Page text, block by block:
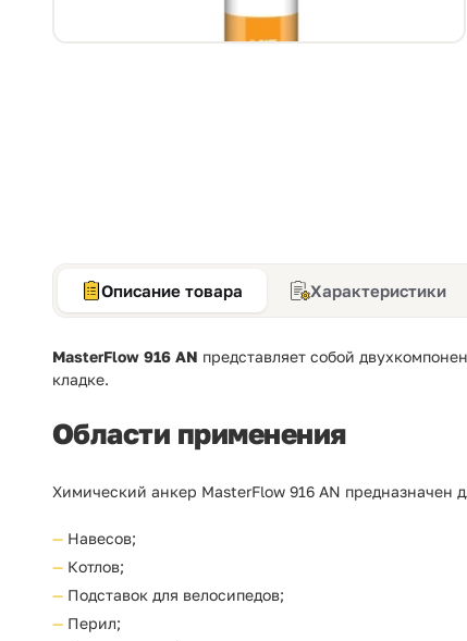
Описание товара Характеристики
MasterFlow 916 AN представляет собой
кладке.
Области применения
Химический анкер MasterFlow 916 AN предназначен
Навесов;
Котлов;
Подставок для велосипедов;
Перил;